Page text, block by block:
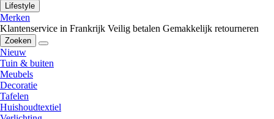
Lifestyle
Merken
Klantenservice in Frankrijk Veilig betalen Gemakkelijk retourneren
Zoeken
Nieuw
Tuin & buiten
Meubels
Decoratie
Tafelen
Huishoudtextiel